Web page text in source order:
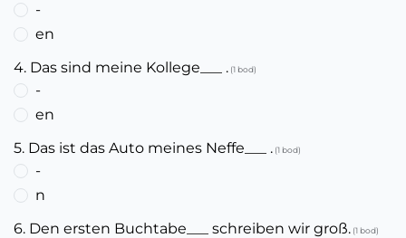
-
en
4. Das sind meine Kollege___ . (1 bod)
-
en
5. Das ist das Auto meines Neffe___ . (1 bod)
-
n
6. Den ersten Buchtabe___ schreiben wir groß. (1 bod)